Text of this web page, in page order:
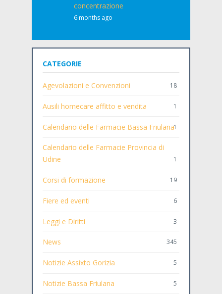
concentrazione
6 months ago
CATEGORIE
Agevolazioni e Convenzioni 18
Ausili homecare affitto e vendita 1
Calendario delle Farmacie Bassa Friulana1
Calendario delle Farmacie Provincia di
Udine
1
Corsi di formazione 19
Fiere ed eventi 6
Leggi e Diritti 3
News 345
Notizie Assixto Gorizia 5
Notizie Bassa Friulana 5